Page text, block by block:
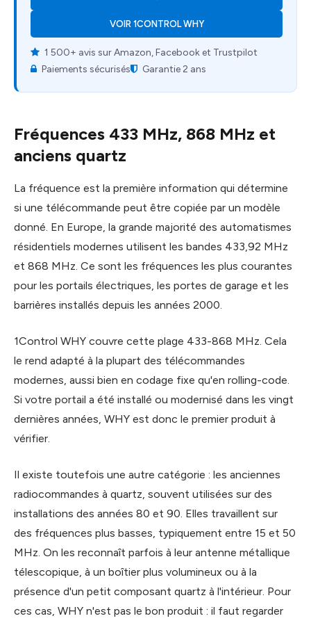
VOIR 1CONTROL WHY
1 500+ avis sur Amazon, Facebook et Trustpilot
Paiements sécurisés
Garantie 2 ans
Fréquences 433 MHz, 868 MHz et
anciens quartz
La fréquence est la première information qui détermine
si une télécommande peut être copiée par un modèle
donné. En Europe, la grande majorité des automatismes
résidentiels modernes utilisent les bandes 433,92 MHz
et 868 MHz. Ce sont les fréquences les plus courantes
pour les portails électriques, les portes de garage et les
barrières installés depuis les années 2000.
1Control WHY couvre cette plage 433-868 MHz. Cela
le rend adapté à la plupart des télécommandes
modernes, aussi bien en codage fixe qu'en rolling-code.
Si votre portail a été installé ou modernisé dans les vingt
dernières années, WHY est donc le premier produit à
vérifier.
Il existe toutefois une autre catégorie : les anciennes
radiocommandes à quartz, souvent utilisées sur des
installations des années 80 et 90. Elles travaillent sur
des fréquences plus basses, typiquement entre 15 et 50
MHz. On les reconnaît parfois à leur antenne métallique
télescopique, à un boîtier plus volumineux ou à la
présence d'un petit composant quartz à l'intérieur. Pour
ces cas, WHY n'est pas le bon produit : il faut regarder